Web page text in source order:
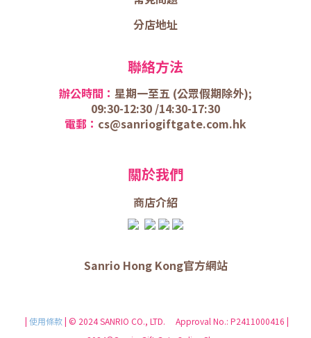
分店地址
聯絡方法
辦公時間： 星期一至五 (公眾假期除外);
09:30-12:30 /14:30-17:30
電郵： cs@sanriogiftgate.com.hk
關於我們
商店介紹
Sanrio Hong Kong官方網站
| 使用條款| © 2024 SANRIO CO., LTD. Approval No.: P2411000416 |